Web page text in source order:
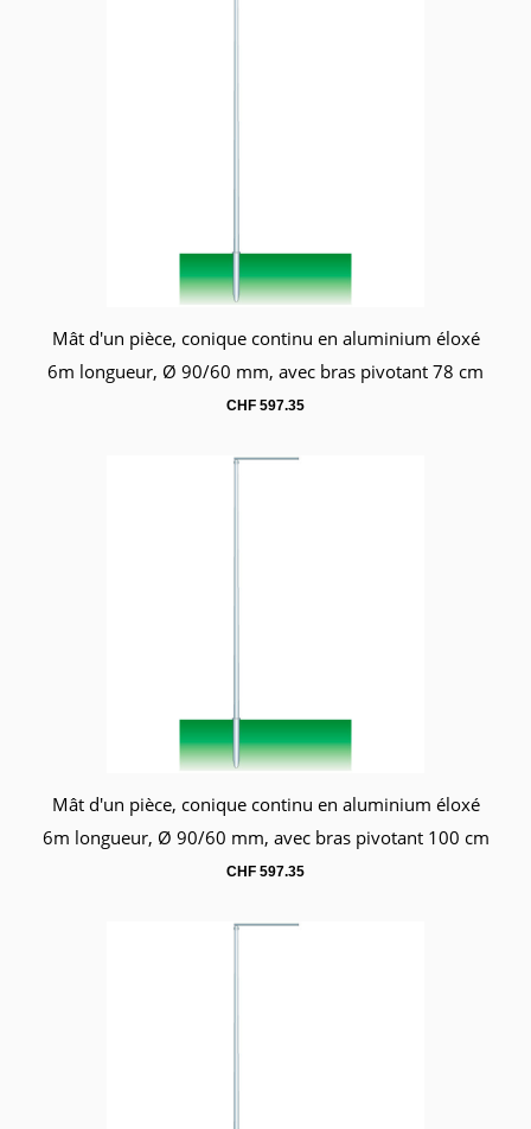
Panier
Mât d'un pièce, conique continu en aluminium éloxé
6m longueur, Ø 90/60 mm, avec bras pivotant 78 cm
CHF 597.35
Panier
Mât d'un pièce, conique continu en aluminium éloxé
6m longueur, Ø 90/60 mm, avec bras pivotant 100 cm
CHF 597.35